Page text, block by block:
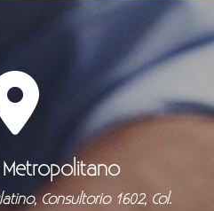
Consultorio 1602, Col.